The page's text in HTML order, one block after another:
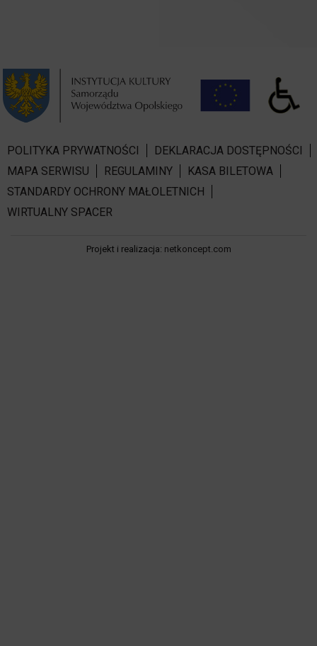
POLITYKA PRYWATNOŚCI
DEKLARACJA DOSTĘPNOŚCI
MAPA SERWISU
REGULAMINY
KASA BILETOWA
STANDARDY OCHRONY MAŁOLETNICH
WIRTUALNY SPACER
Projekt i realizacja: netkoncept.com